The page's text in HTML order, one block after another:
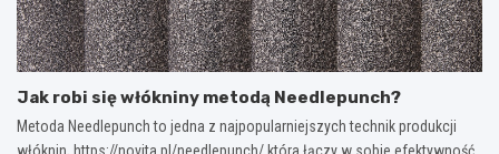
Jak robi się włókniny metodą Needlepunch?
Metoda Needlepunch to jedna z najpopularniejszych technik produkcji
włóknin, https://novita.pl/needlepunch/ która łączy w sobie efektywność